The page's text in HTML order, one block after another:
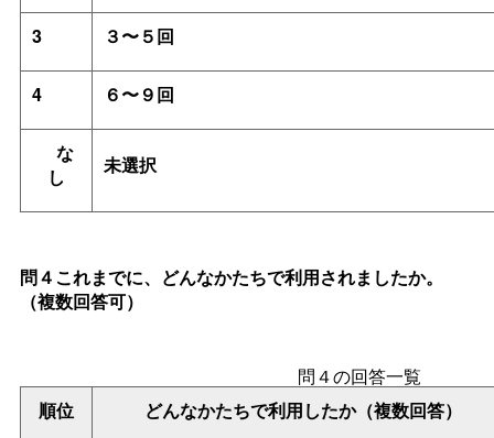
3 ３〜５回
4 ６〜９回
な
し
未選択
問４これまでに、どんなかたちで利用されましたか。
（複数回答可）
順位 どんなかたちで利用したか（複数回答）
問４の回答一覧